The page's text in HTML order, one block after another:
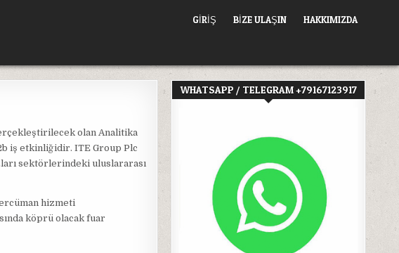
GIRIŞ BİZE ULAŞIN HAKKIMIZDA
olan Analitika
iş etkinliğidir. ITE Group Plc
sektörlerindeki uluslararası
hizmeti
köprü olacak fuar
WHATSAPP / TELEGRAM +79167123917